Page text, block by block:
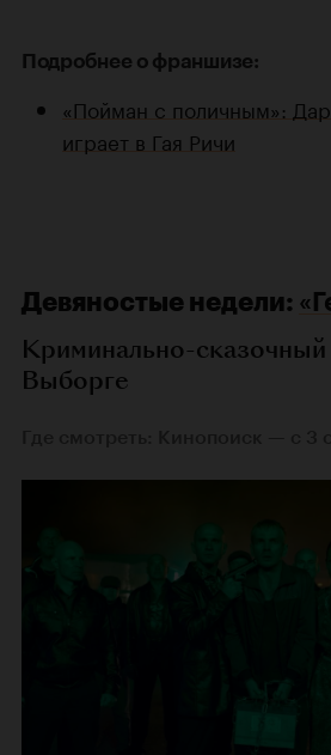
Подробнее о франшизе:
«Пойман с поличным»:
играет в Гая Ричи
Девяностые недели:
Криминально-сказочный
Выборге